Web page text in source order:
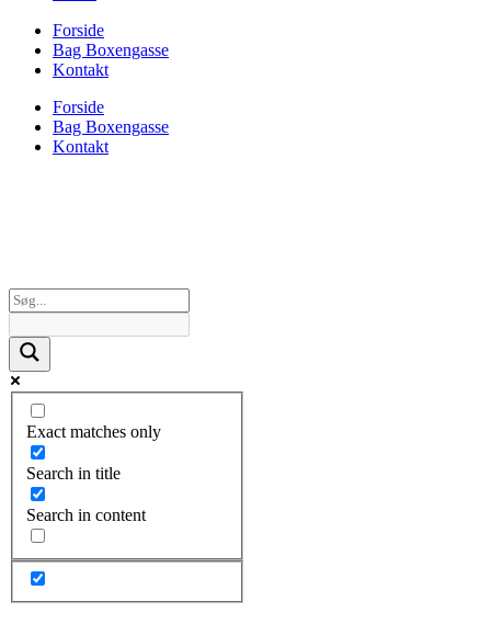
Forside
Bag Boxengasse
Kontakt
Forside
Bag Boxengasse
Kontakt
Exact matches only
Search in title
Search in content